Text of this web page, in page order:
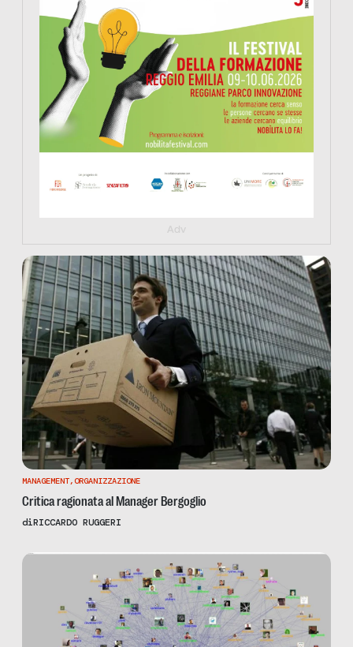
Adv
MANAGEMENT,ORGANIZZAZIONE
Critica ragionata al Manager Bergoglio
diRICCARDO RUGGERI